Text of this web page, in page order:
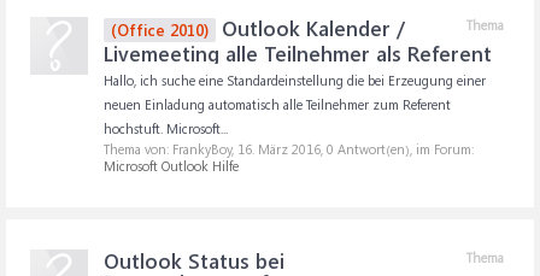
Thema
(Office 2010)
Outlook Kalender /
Livemeeting alle Teilnehmer als Referent
Hallo, ich suche eine Standardeinstellung die bei Erzeugung einer
neuen Einladung automatisch alle Teilnehmer zum Referent
hochstuft. Microsoft...
Thema von: FrankyBoy, 16. März 2016, 0 Antwort(en), im Forum:
Microsoft Outlook Hilfe
Thema
Outlook Status bei